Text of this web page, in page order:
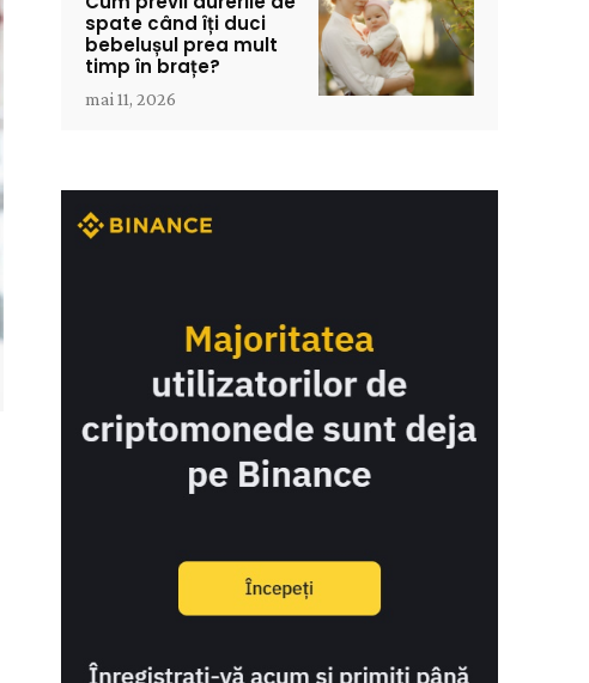
spate când îți duci
bebelușul prea mult
timp în brațe?
mai 11, 2026